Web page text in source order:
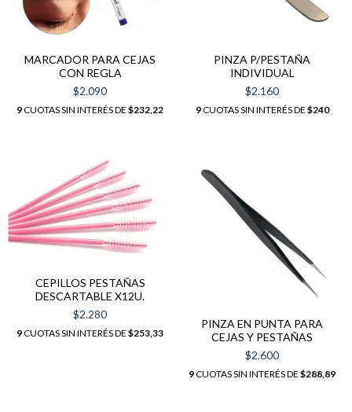
MARCADOR PARA CEJAS
CON REGLA
$2.090
9CUOTAS SIN INTERÉS DE $232,22
PINZA P/PESTAÑA
INDIVIDUAL
$2.160
9CUOTAS SIN INTERÉS DE $240
CEPILLOS PESTAÑAS
DESCARTABLE X12U.
$2.280
9CUOTAS SIN INTERÉS DE $253,33
PINZA EN PUNTA PARA
CEJAS Y PESTAÑAS
$2.600
9CUOTAS SIN INTERÉS DE $288,89